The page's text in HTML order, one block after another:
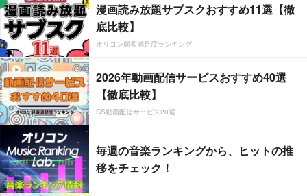
漫画読み放題サブスクおすすめ11選【徹
底比較】
オリコン顧客満足度ランキング
2026年動画配信サービスおすすめ40選
【徹底比較】
CS動画配信サービス20選
毎週の音楽ランキングから、ヒットの推
移をチェック！